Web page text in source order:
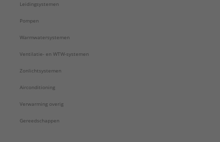
Leidingsystemen
Pompen
Warmwatersystemen
Ventilatie- en WTW-systemen
Zonlichtsystemen
Airconditioning
Verwarming overig
Gereedschappen